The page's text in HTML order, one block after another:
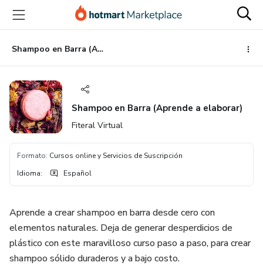
principal
página
de
página
Shampoo en Barra (Aprende a elaborar)
Shampoo en Barra (Aprende a elaborar)
Fiteral Virtual
Formato: Cursos online y Servicios de Suscripción
Idioma: Español
Aprende a crear shampoo en barra desde cero con
elementos naturales. Deja de generar desperdicios de
plástico con este maravilloso curso paso a paso, para crear
shampoo sólido duraderos y a bajo costo.